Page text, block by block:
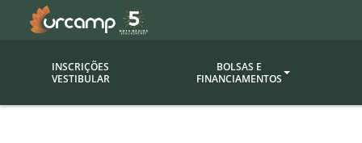
INSCRIÇÕES
VESTIBULAR
BOLSAS E
FINANCIAMENTOS